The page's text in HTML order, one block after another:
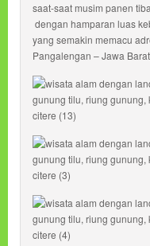
saat-saat musim panen
dengan hamparan luas
yang semakin memacu
Pangalengan – Jawa